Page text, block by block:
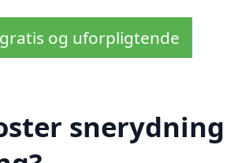
og uforpligtende
snerydning